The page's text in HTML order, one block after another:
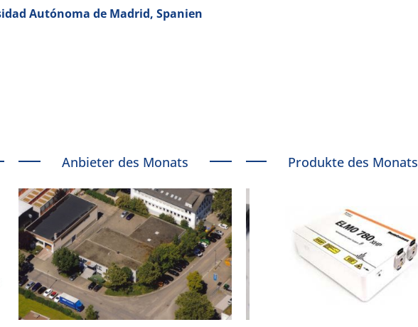
Autónoma de Madrid, Spanien
Anbieter des Monats Produkte des Monats